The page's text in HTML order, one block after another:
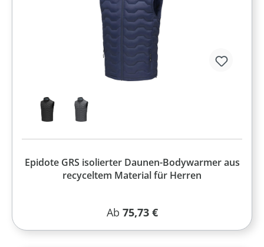
Epidote GRS isolierter Daunen-Bodywarmer aus
recyceltem Material für Herren
Regulärer Preis:
Ab 75,73 €